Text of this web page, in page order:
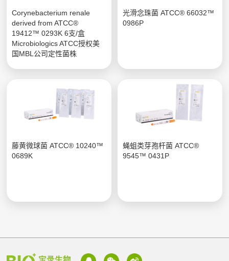
Corynebacterium renale
derived from ATCC®
19412™ 0293K 6支/盒
Microbiologics ATCC授权美
国MBL公司定性菌株
光滑念珠菌 ATCC® 66032™
0986P
藤黄微球菌 ATCC® 10240™
0689K
蝇蛆类芽孢杆菌 ATCC®
9545™ 0431P